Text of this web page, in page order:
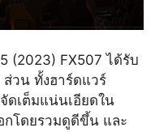
(2023) FX507 ได้รับ
วน ทั้งฮาร์ดแวร์
ดเต็มแน่นเอียดใน
โดยรวมดูดีขึ้น และ